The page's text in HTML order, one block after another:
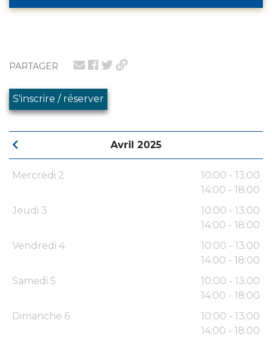
PARTAGER
S'inscrire / réserver
Avril 2025
Mercredi 2
10:00 - 13:00
14:00 - 18:00
Jeudi 3
10:00 - 13:00
14:00 - 18:00
Vendredi 4
10:00 - 13:00
14:00 - 18:00
Samedi 5
10:00 - 13:00
14:00 - 18:00
Dimanche 6
10:00 - 13:00
14:00 - 18:00